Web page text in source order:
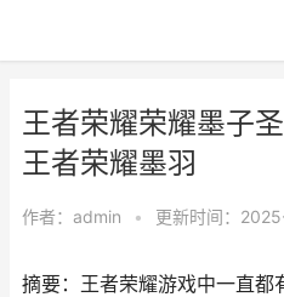
王者荣耀荣耀墨子
王者荣耀墨羽
作者： admin • 更新时间：
摘要：王者荣耀游戏中一直都